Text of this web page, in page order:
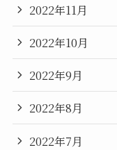
2022年11月
2022年10月
2022年9月
2022年8月
2022年7月